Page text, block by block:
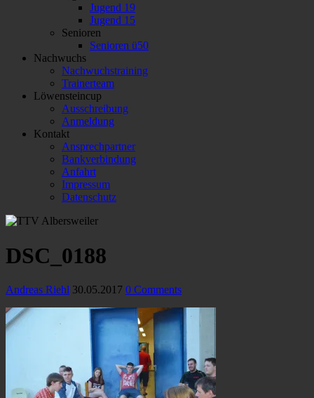
Jugend 19
Jugend 15
Senioren
Senioren ü50
Nachwuchs
Nachwuchstraining
Trainerteam
Löwensteincup
Ausschreibung
Anmeldung
Kontakt
Ansprechpartner
Bankverbindung
Anfahrt
Impressum
Datenschutz
DSC_0188
Andreas Riehl 30.05.2017 0 Comments